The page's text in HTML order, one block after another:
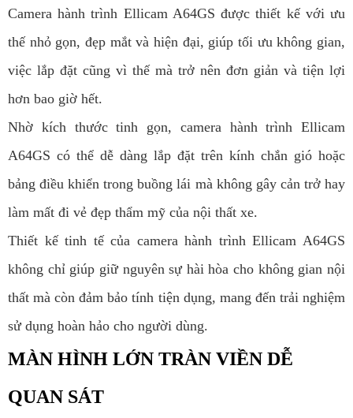
Camera hành trình Ellicam A64GS được thiết kế với ưu
thế nhỏ gọn, đẹp mắt và hiện đại, giúp tối ưu không gian,
việc lắp đặt cũng vì thế mà trở nên đơn giản và tiện lợi
hơn bao giờ hết.
Nhờ kích thước tinh gọn, camera hành trình Ellicam
A64GS có thể dễ dàng lắp đặt trên kính chắn gió hoặc
bảng điều khiển trong buồng lái mà không gây cản trở hay
làm mất đi vẻ đẹp thẩm mỹ của nội thất xe.
Thiết kế tinh tế của camera hành trình Ellicam A64GS
không chỉ giúp giữ nguyên sự hài hòa cho không gian nội
thất mà còn đảm bảo tính tiện dụng, mang đến trải nghiệm
sử dụng hoàn hảo cho người dùng.
MÀN HÌNH LỚN TRÀN VIỀN DỄ
QUAN SÁT